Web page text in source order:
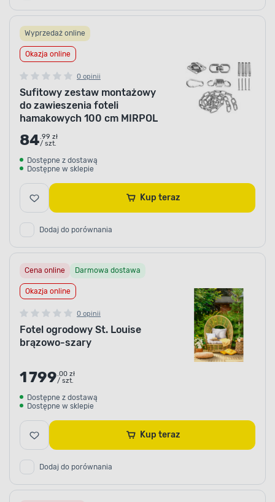
Wyprzedaż online
Okazja online
0 opinii
Sufitowy zestaw montażowy
do zawieszenia foteli
hamakowych 100 cm MIRPOL
84.99 zł
/ szt.
Dostępne z dostawą
Dostępne w sklepie
Kup teraz
Dodaj do porównania
Cena online Darmowa dostawa
Okazja online
0 opinii
Fotel ogrodowy St. Louise
brązowo-szary
1 799.00 zł
/ szt.
Dostępne z dostawą
Dostępne w sklepie
Kup teraz
Dodaj do porównania